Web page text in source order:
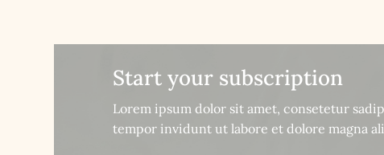
Start your subscription
Lorem ipsum dolor sit amet, consetetur
tempor invidunt ut labore et dolore magna